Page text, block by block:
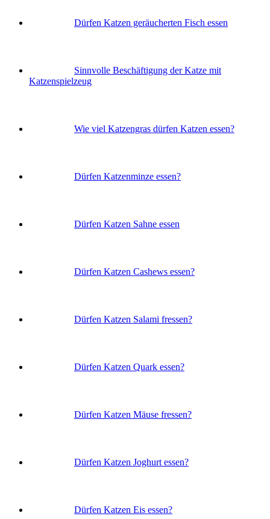
Dürfen Katzen geräucherten Fisch essen
Sinnvolle Beschäftigung der Katze mit
Katzenspielzeug
Wie viel Katzengras dürfen Katzen essen?
Dürfen Katzenminze essen?
Dürfen Katzen Sahne essen
Dürfen Katzen Cashews essen?
Dürfen Katzen Salami fressen?
Dürfen Katzen Quark essen?
Dürfen Katzen Mäuse fressen?
Dürfen Katzen Joghurt essen?
Dürfen Katzen Eis essen?